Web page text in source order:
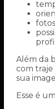
Além da
com traje
sua
Esse é